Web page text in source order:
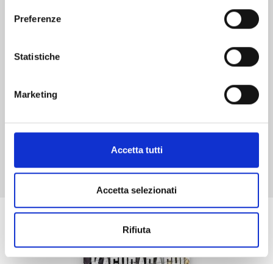
Preferenze
Statistiche
Marketing
Accetta tutti
Accetta selezionati
Rifiuta
Mostra tutto
Se ti è piaciuto prova anche: